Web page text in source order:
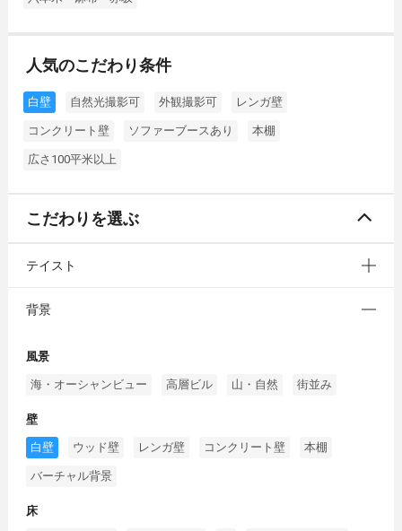
人気のこだわり条件
白壁 自然光撮影可 外観撮影可 レンガ壁
コンクリート壁 ソファーブースあり 本棚
広さ100平米以上
こだわりを選ぶ
テイスト
背景
風景
海・オーシャンビュー 高層ビル 山・自然 街並み
壁
白壁 ウッド壁 レンガ壁 コンクリート壁 本棚
バーチャル背景
床